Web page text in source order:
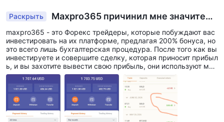
Раскрыть
Maxpro365 причинил мне значитель
ные финансовые потери.
maxpro365 - это Форекс трейдеры, которые побуждают вас
инвестировать на их платформе, предлагая 200% бонуса, но
это всего лишь бухгалтерская процедура. После того как вы
инвестируете и совершите сделку, которая приносит прибыл
ь, и вы захотите вывести свою прибыль, они используют мно
жество тактик, чтобы не пропустить ваш вывод. Тем времен
ем, если вы проиграете любую сделку, проблема с выводом
решается. Так что не тратьте свои деньги и время на maxpro
365. Он пожирает ваши деньги. Я потерял тысячи долларов
в этом приложении. Я предупреждаю всех вас: пожалуйста,
не инвестируйте в maxpro365.